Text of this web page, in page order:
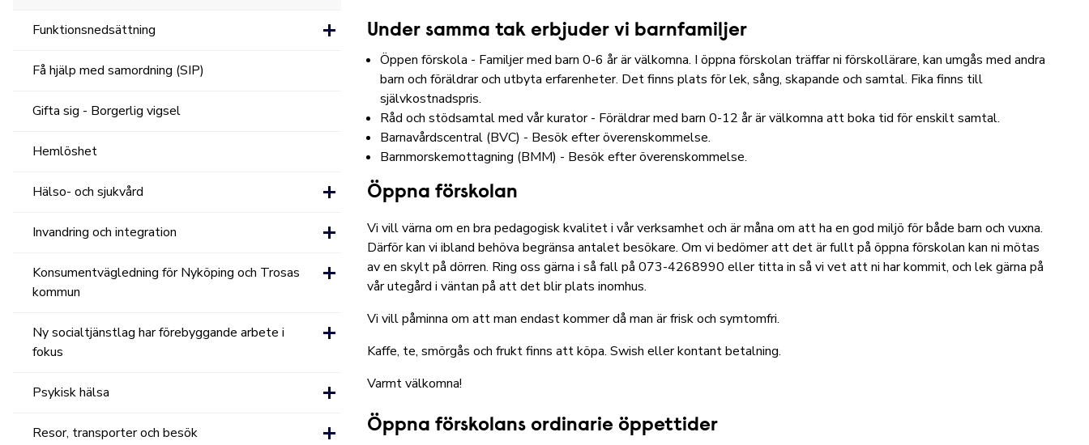
Under samma tak erbjuder vi barnfamiljer
Öppen förskola - Familjer med barn 0-6 år är välkomna. I öppna förskolan träffar ni förskollärare, kan umgås med andra
barn och föräldrar och utbyta erfarenheter. Det finns plats för lek, sång, skapande och samtal. Fika finns till
självkostnadspris.
Råd och stödsamtal med vår kurator - Föräldrar med barn 0-12 år är välkomna att boka tid för enskilt samtal.
Barnavårdscentral (BVC) - Besök efter överenskommelse.
Barnmorskemottagning (BMM) - Besök efter överenskommelse.
Öppna förskolan
Vi vill värna om en bra pedagogisk kvalitet i vår verksamhet och är måna om att ha en god miljö för både barn och vuxna.
Därför kan vi ibland behöva begränsa antalet besökare. Om vi bedömer att det är fullt på öppna förskolan kan ni mötas
av en skylt på dörren. Ring oss gärna i så fall på 073-4268990 eller titta in så vi vet att ni har kommit, och lek gärna på
vår utegård i väntan på att det blir plats inomhus.
Vi vill påminna om att man endast kommer då man är frisk och symtomfri.
Kaffe, te, smörgås och frukt finns att köpa. Swish eller kontant betalning.
Varmt välkomna!
Öppna förskolans ordinarie öppettider
Funktionsnedsättning
Få hjälp med samordning (SIP)
Gifta sig - Borgerlig vigsel
Hemlöshet
Hälso- och sjukvård
Invandring och integration
Konsumentvägledning för Nyköping och Trosas
kommun
Ny socialtjänstlag har förebyggande arbete i
fokus
Psykisk hälsa
Resor, transporter och besök